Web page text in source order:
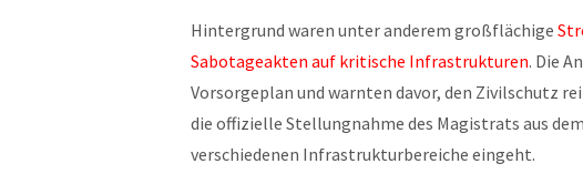
Hintergrund waren unter anderem großflächige
Sabotageakten auf kritische Infrastrukturen. Die
Vorsorgeplan und warnten davor, den Zivilschutz
die offizielle Stellungnahme des Magistrats aus
verschiedenen Infrastrukturbereiche eingeht.